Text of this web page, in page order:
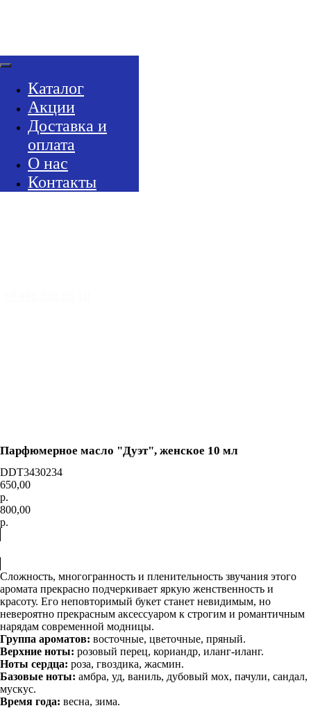
Каталог
Акции
Доставка и
оплата
О нас
Контакты
Парфюмерное масло "Дуэт", женское 10 мл
DDT3430234
650,00
р.
800,00
р.
Сложность, многогранность и пленительность звучания этого
аромата прекрасно подчеркивает яркую женственность и
красоту. Его неповторимый букет станет невидимым, но
невероятно прекрасным аксессуаром к строгим и романтичным
нарядам современной модницы.
Группа ароматов: восточные, цветочные, пряный.
Верхние ноты: розовый перец, кориандр, иланг-иланг.
Ноты сердца: роза, гвоздика, жасмин.
Базовые ноты: амбра, уд, ваниль, дубовый мох, пачули, сандал,
мускус.
Время года: весна, зима.